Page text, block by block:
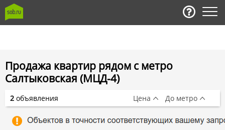
Продажа квартир рядом с метро
Салтыковская (МЦД-4)
2 объявления Цена До метро